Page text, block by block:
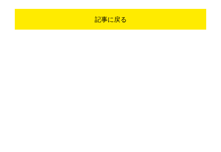
記事に戻る